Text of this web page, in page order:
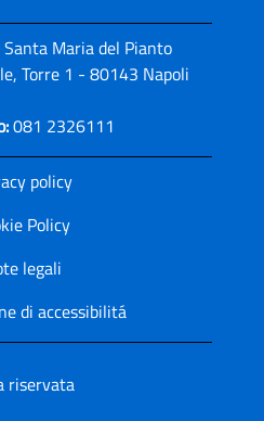
Maria del Pianto
Torre 1 - 80143 Napoli
081 2326111
policy
Policy
legali
di accessibilitá
riservata